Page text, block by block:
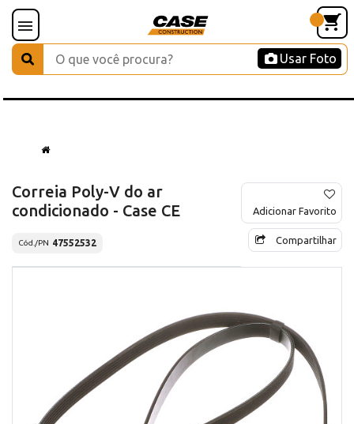
Usar Foto
Correia Poly-V do ar
condicionado - Case CE
Cód./PN 47552532
Adicionar Favorito
Compartilhar